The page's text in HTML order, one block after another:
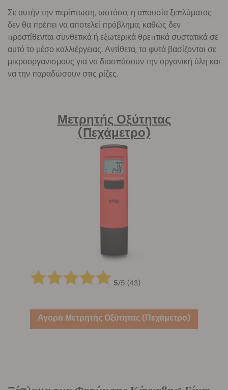
Σε αυτήν την περίπτωση, ωστόσο, η απουσία ξεπλύματος
δεν θα πρέπει να αποτελεί πρόβλημα, καθώς δεν
προστίθενται συνθετικά ή εξωτερικά θρεπτικά συστατικά σε
αυτό το μέσο καλλιέργειας. Αντίθετα, τα φυτά βασίζονται σε
μικροοργανισμούς για να διασπάσουν την οργανική ύλη και
να την παραδώσουν στις ρίζες.
Μετρητής Οξύτητας
(Πεχάμετρο)
5/5 (43)
Αγορά Μετρητής Οξύτητας (Πεχάμετρο)